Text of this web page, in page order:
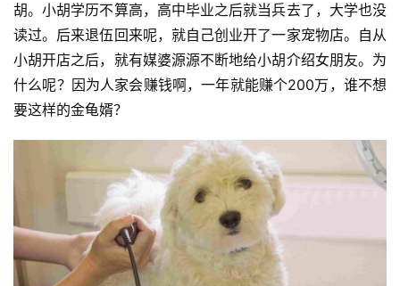
胡。小胡学历不算高，高中毕业之后就当兵去了，大学也没
读过。后来退伍回来呢，就自己创业开了一家宠物店。自从
小胡开店之后，就有媒婆源源不断地给小胡介绍女朋友。为
什么呢？因为人家会赚钱啊，一年就能赚个200万，谁不想
要这样的金龟婿？